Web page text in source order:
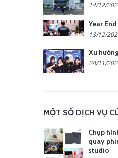
14/12/
13/12/
28/11/
MỘT SỐ DỊCH VỤ
Chụp
quay
studio